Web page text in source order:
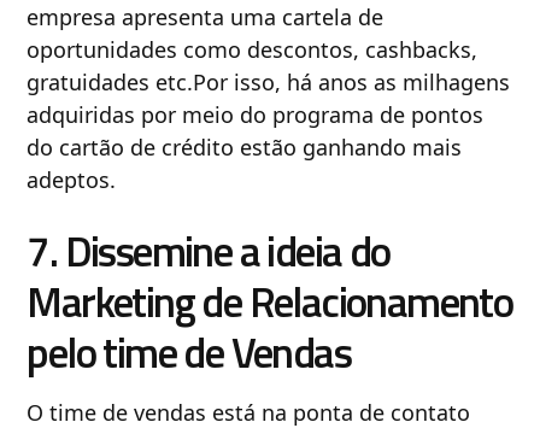
empresa apresenta uma cartela de
oportunidades como descontos, cashbacks,
gratuidades etc.Por isso, há anos as milhagens
adquiridas por meio do programa de pontos
do cartão de crédito estão ganhando mais
adeptos.
7. Dissemine a ideia do
Marketing de Relacionamento
pelo time de Vendas
O time de vendas está na ponta de contato